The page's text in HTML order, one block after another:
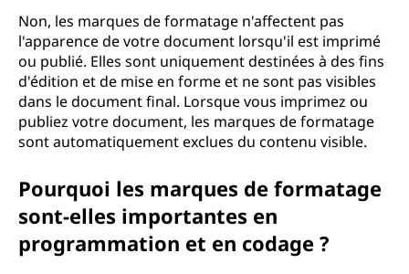
Non, les marques de formatage n'affectent pas
l'apparence de votre document lorsqu'il est imprimé
ou publié. Elles sont uniquement destinées à des fins
d'édition et de mise en forme et ne sont pas visibles
dans le document final. Lorsque vous imprimez ou
publiez votre document, les marques de formatage
sont automatiquement exclues du contenu visible.
Pourquoi les marques de formatage
sont-elles importantes en
programmation et en codage ?